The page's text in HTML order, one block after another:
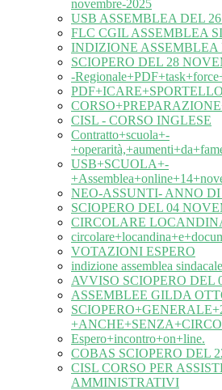
novembre-2025
USB ASSEMBLEA DEL
FLC CGIL ASSEMBLEA
INDIZIONE ASSEMBLEA
SCIOPERO DEL 28
-
PDF+ICARE+SPORTELLO
CISL - CORSO INGLESE
Contratto+scuola+-
USB+SCUOLA+-
NEO-ASSUNTI- ANNO
SCIOPERO DEL 04
CIRCOLARE
VOTAZIONI ESPERO
indizione assemblea
AVVISO SCIOPERO DEL
ASSEMBLEE GILDA
Espero+incontro+on+line.
COBAS SCIOPERO DEL
CISL CORSO PER
AMMINISTRATIVI